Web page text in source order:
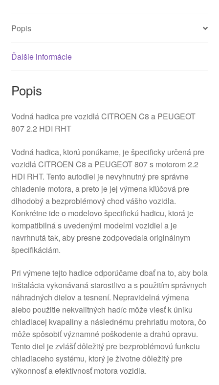
Popis
Ďalšie informácie
Popis
Vodná hadica pre vozidlá CITROEN C8 a PEUGEOT
807 2.2 HDI RHT
Vodná hadica, ktorú ponúkame, je špecificky určená pre
vozidlá CITROEN C8 a PEUGEOT 807 s motorom 2.2
HDI RHT. Tento autodiel je nevyhnutný pre správne
chladenie motora, a preto je jej výmena kľúčová pre
dlhodobý a bezproblémový chod vášho vozidla.
Konkrétne ide o modelovo špecifickú hadicu, ktorá je
kompatibilná s uvedenými modelmi vozidiel a je
navrhnutá tak, aby presne zodpovedala originálnym
špecifikáciám.
Pri výmene tejto hadice odporúčame dbať na to, aby bola
inštalácia vykonávaná starostlivo a s použitím správnych
náhradných dielov a tesnení. Nepravidelná výmena
alebo použitie nekvalitných hadíc môže viesť k úniku
chladiacej kvapaliny a následnému prehriatiu motora, čo
môže spôsobiť významné poškodenie a drahú opravu.
Tento diel je zvlášť dôležitý pre bezproblémovú funkciu
chladiaceho systému, ktorý je životne dôležitý pre
výkonnosť a efektívnosť motora vozidla.